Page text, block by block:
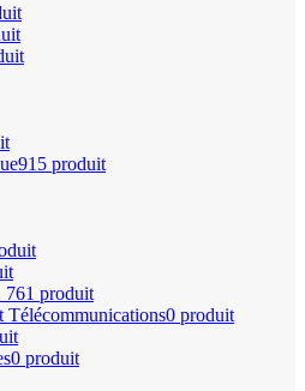
915 produit
761 produit
Télécommunications0 produit
0 produit